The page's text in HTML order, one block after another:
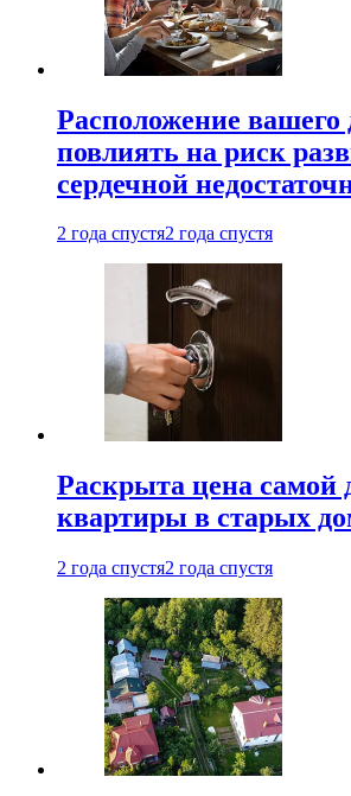
Расположение вашего
повлиять на риск
сердечной
2 года спустя2 года спустя
Раскрыта цена самой
квартиры в старых
2 года спустя2 года спустя